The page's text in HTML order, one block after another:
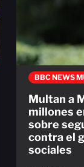
BBC NEWS
Multan a
millones
sobre
contra el
sociales